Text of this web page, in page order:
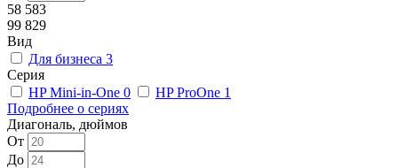
58 583
99 829
Вид
Для бизнеса 3
Серия
HP Mini-in-One 0 HP ProOne 1
Подробнее о сериях
Диагональ, дюймов
От
До